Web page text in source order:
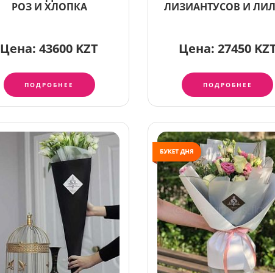
РОЗ И ХЛОПКА
Цена:43600 KZT
ПОДРОБНЕЕ
ЛИЗИАНТУСОВ И
Цена: 27450
ПОДРОБНЕЕ